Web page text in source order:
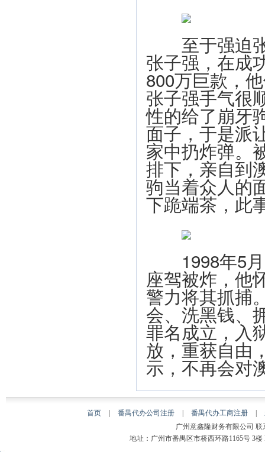
至于强迫张
张子强，在成
800万巨款，
张子强手气很
性的给了崩牙
面子，于是派
家中扔炸弹。
排下，亲自到
驹当着众人的
下跪端茶，此
1998年5月
座驾被炸，他
警力将其抓捕
会、洗黑钱、
罪名成立，入
放，重获自由
示，不再会对
首页 番禺代办公司注册 番禺代办工商注册
广州意鑫隆财务有限公司 联
地址：广州市番禺区市桥西环路1165号 3楼